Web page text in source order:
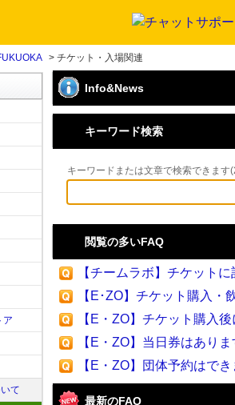
> チケット・入場関連
ア
て
Info&News
キーワード検索
キーワードまたは文章で検索できます
閲覧の多いFAQ
【チームラボ】チケット
【E･ZO】チケット購入・
【E・ZO】チケット購入
【E・ZO】当日券はあり
【E・ZO】団体予約はでき
最新のFAQ